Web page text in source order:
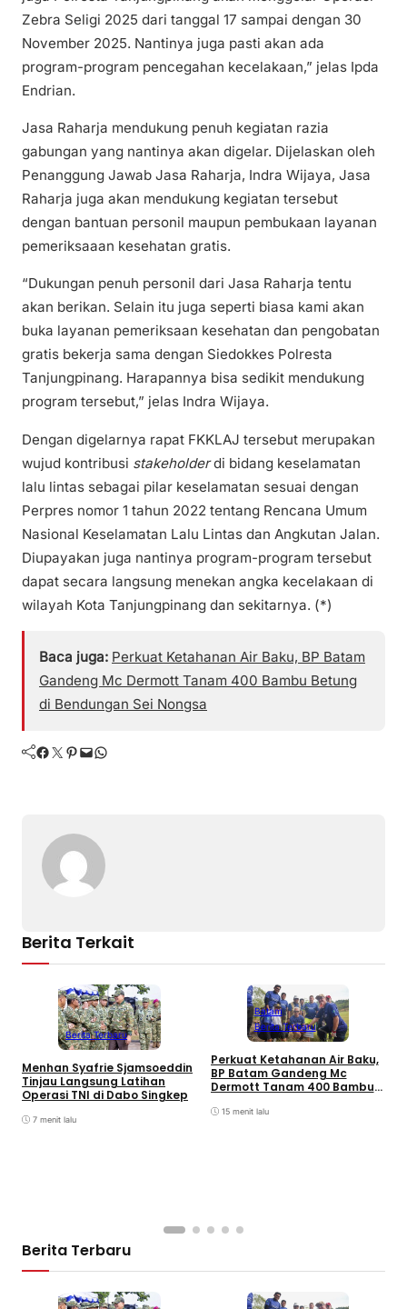
Zebra Seligi 2025 dari tanggal 17 sampai dengan 30
November 2025. Nantinya juga pasti akan ada
program-program pencegahan kecelakaan,” jelas Ipda
Endrian.
Jasa Raharja mendukung penuh kegiatan razia
gabungan yang nantinya akan digelar. Dijelaskan oleh
Penanggung Jawab Jasa Raharja, Indra Wijaya, Jasa
Raharja juga akan mendukung kegiatan tersebut
dengan bantuan personil maupun pembukaan layanan
pemeriksaaan kesehatan gratis.
“Dukungan penuh personil dari Jasa Raharja tentu
akan berikan. Selain itu juga seperti biasa kami akan
buka layanan pemeriksaan kesehatan dan pengobatan
gratis bekerja sama dengan Siedokkes Polresta
Tanjungpinang. Harapannya bisa sedikit mendukung
program tersebut,” jelas Indra Wijaya.
Dengan digelarnya rapat FKKLAJ tersebut merupakan
wujud kontribusi stakeholderdi bidang keselamatan
lalu lintas sebagai pilar keselamatan sesuai dengan
Perpres nomor 1 tahun 2022 tentang Rencana Umum
Nasional Keselamatan Lalu Lintas dan Angkutan Jalan.
Diupayakan juga nantinya program-program tersebut
dapat secara langsung menekan angka kecelakaan di
wilayah Kota Tanjungpinang dan sekitarnya. (*)
Baca juga: Perkuat Ketahanan Air Baku, BP Batam
Gandeng Mc Dermott Tanam 400 Bambu Betung
di Bendungan Sei Nongsa
Facebook Twitter Pinterest Mail WhatsApp
Berita Terkait
Berita Terbaru
Menhan Syafrie Sjamsoeddin
Tinjau Langsung Latihan
Operasi TNI di Dabo Singkep
7 menit lalu
Batam
Berita Terbaru
Perkuat Ketahanan Air Baku,
BP Batam Gandeng Mc
Dermott Tanam 400 Bambu
Nongsa
15 menit lalu
Berita Terbaru